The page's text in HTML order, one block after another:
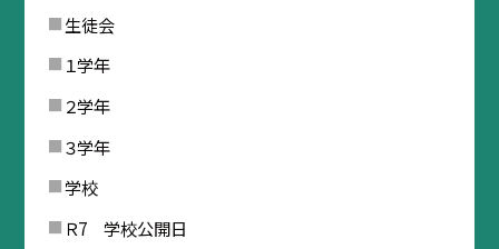
生徒会
１学年
２学年
３学年
学校
Ｒ7 学校公開日